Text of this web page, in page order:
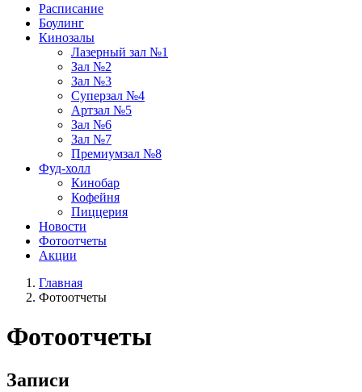
Расписание
Боулинг
Кинозалы
Лазерный зал №1
Зал №2
Зал №3
Суперзал №4
Артзал №5
Зал №6
Зал №7
Премиумзал №8
Фуд-холл
Кинобар
Кофейня
Пиццерия
Новости
Фотоотчеты
Акции
Главная
Фотоотчеты
Фотоотчеты
Записи